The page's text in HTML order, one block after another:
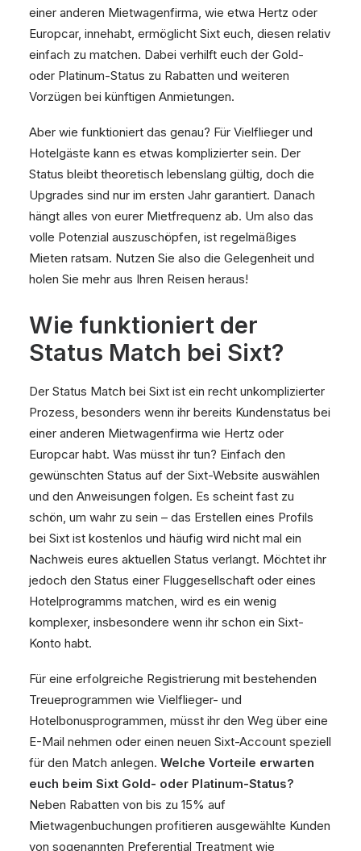
einer anderen Mietwagenfirma, wie etwa Hertz oder
Europcar, innehabt, ermöglicht Sixt euch, diesen relativ
einfach zu matchen. Dabei verhilft euch der Gold-
oder Platinum-Status zu Rabatten und weiteren
Vorzügen bei künftigen Anmietungen.
Aber wie funktioniert das genau? Für Vielflieger und
Hotelgäste kann es etwas komplizierter sein. Der
Status bleibt theoretisch lebenslang gültig, doch die
Upgrades sind nur im ersten Jahr garantiert. Danach
hängt alles von eurer Mietfrequenz ab. Um also das
volle Potenzial auszuschöpfen, ist regelmäßiges
Mieten ratsam. Nutzen Sie also die Gelegenheit und
holen Sie mehr aus Ihren Reisen heraus!
Wie funktioniert der
Status Match bei Sixt?
Der Status Match bei Sixt ist ein recht unkomplizierter
Prozess, besonders wenn ihr bereits Kundenstatus bei
einer anderen Mietwagenfirma wie Hertz oder
Europcar habt. Was müsst ihr tun? Einfach den
gewünschten Status auf der Sixt-Website auswählen
und den Anweisungen folgen. Es scheint fast zu
schön, um wahr zu sein – das Erstellen eines Profils
bei Sixt ist kostenlos und häufig wird nicht mal ein
Nachweis eures aktuellen Status verlangt. Möchtet ihr
jedoch den Status einer Fluggesellschaft oder eines
Hotelprogramms matchen, wird es ein wenig
komplexer, insbesondere wenn ihr schon ein Sixt-
Konto habt.
Für eine erfolgreiche Registrierung mit bestehenden
Treueprogrammen wie Vielflieger- und
Hotelbonusprogrammen, müsst ihr den Weg über eine
E-Mail nehmen oder einen neuen Sixt-Account speziell
für den Match anlegen. Welche Vorteile erwarten
euch beim Sixt Gold- oder Platinum-Status?
Neben Rabatten von bis zu 15% auf
Mietwagenbuchungen profitieren ausgewählte Kunden
von sogenannten Preferential Treatment wie